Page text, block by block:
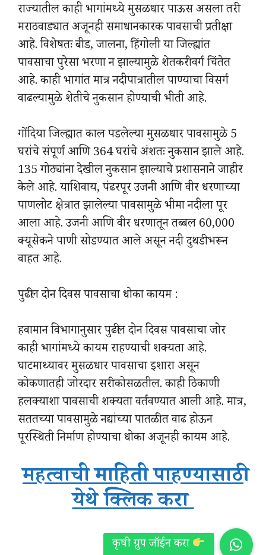
राज्यातील काही भागांमध्ये मुसळधार पाऊस असला तरी
मराठवाड्यात अजूनही समाधानकारक पावसाची प्रतीक्षा
आहे. विशेषतः बीड, जालना, हिंगोली या जिल्ह्यांत
पावसाचा पुरेसा भरणा न झाल्यामुळे शेतकरी वर्ग चिंतेत
आहे. काही भागांत मात्र नदीपात्रातील पाण्याचा विसर्ग
वाढल्यामुळे शेतीचे नुकसान होण्याची भीती आहे.
गोंदिया जिल्ह्यात काल पडलेल्या मुसळधार पावसामुळे 5
घरांचे संपूर्ण आणि 364 घरांचे अंशतः नुकसान झाले आहे.
135 गोठ्यांना देखील नुकसान झाल्याचे प्रशासनाने जाहीर
केले आहे. याशिवाय, पंढरपूर उजनी आणि वीर धरणाच्या
पाणलोट क्षेत्रात झालेल्या पावसामुळे भीमा नदीला पूर
आला आहे. उजनी आणि वीर धरणातून तब्बल 60,000
क्यूसेकने पाणी सोडण्यात आले असून नदी दुथडी भरून
वाहत आहे.
पुढील दोन दिवस पावसाचा धोका कायम :
हवामान विभागानुसार पुढील दोन दिवस पावसाचा जोर
काही भागांमध्ये कायम राहण्याची शक्यता आहे.
घाटमाथ्यावर मुसळधार पावसाचा इशारा असून
कोकणातही जोरदार सरी कोसळतील. काही ठिकाणी
हलक्याशा पावसाची शक्यता वर्तवण्यात आली आहे. मात्र,
सततच्या पावसामुळे नद्यांच्या पातळीत वाढ होऊन
पूरस्थिती निर्माण होण्याचा धोका अजूनही कायम आहे.
महत्वाची माहिती पाहण्यासाठी
येथे क्लिक करा